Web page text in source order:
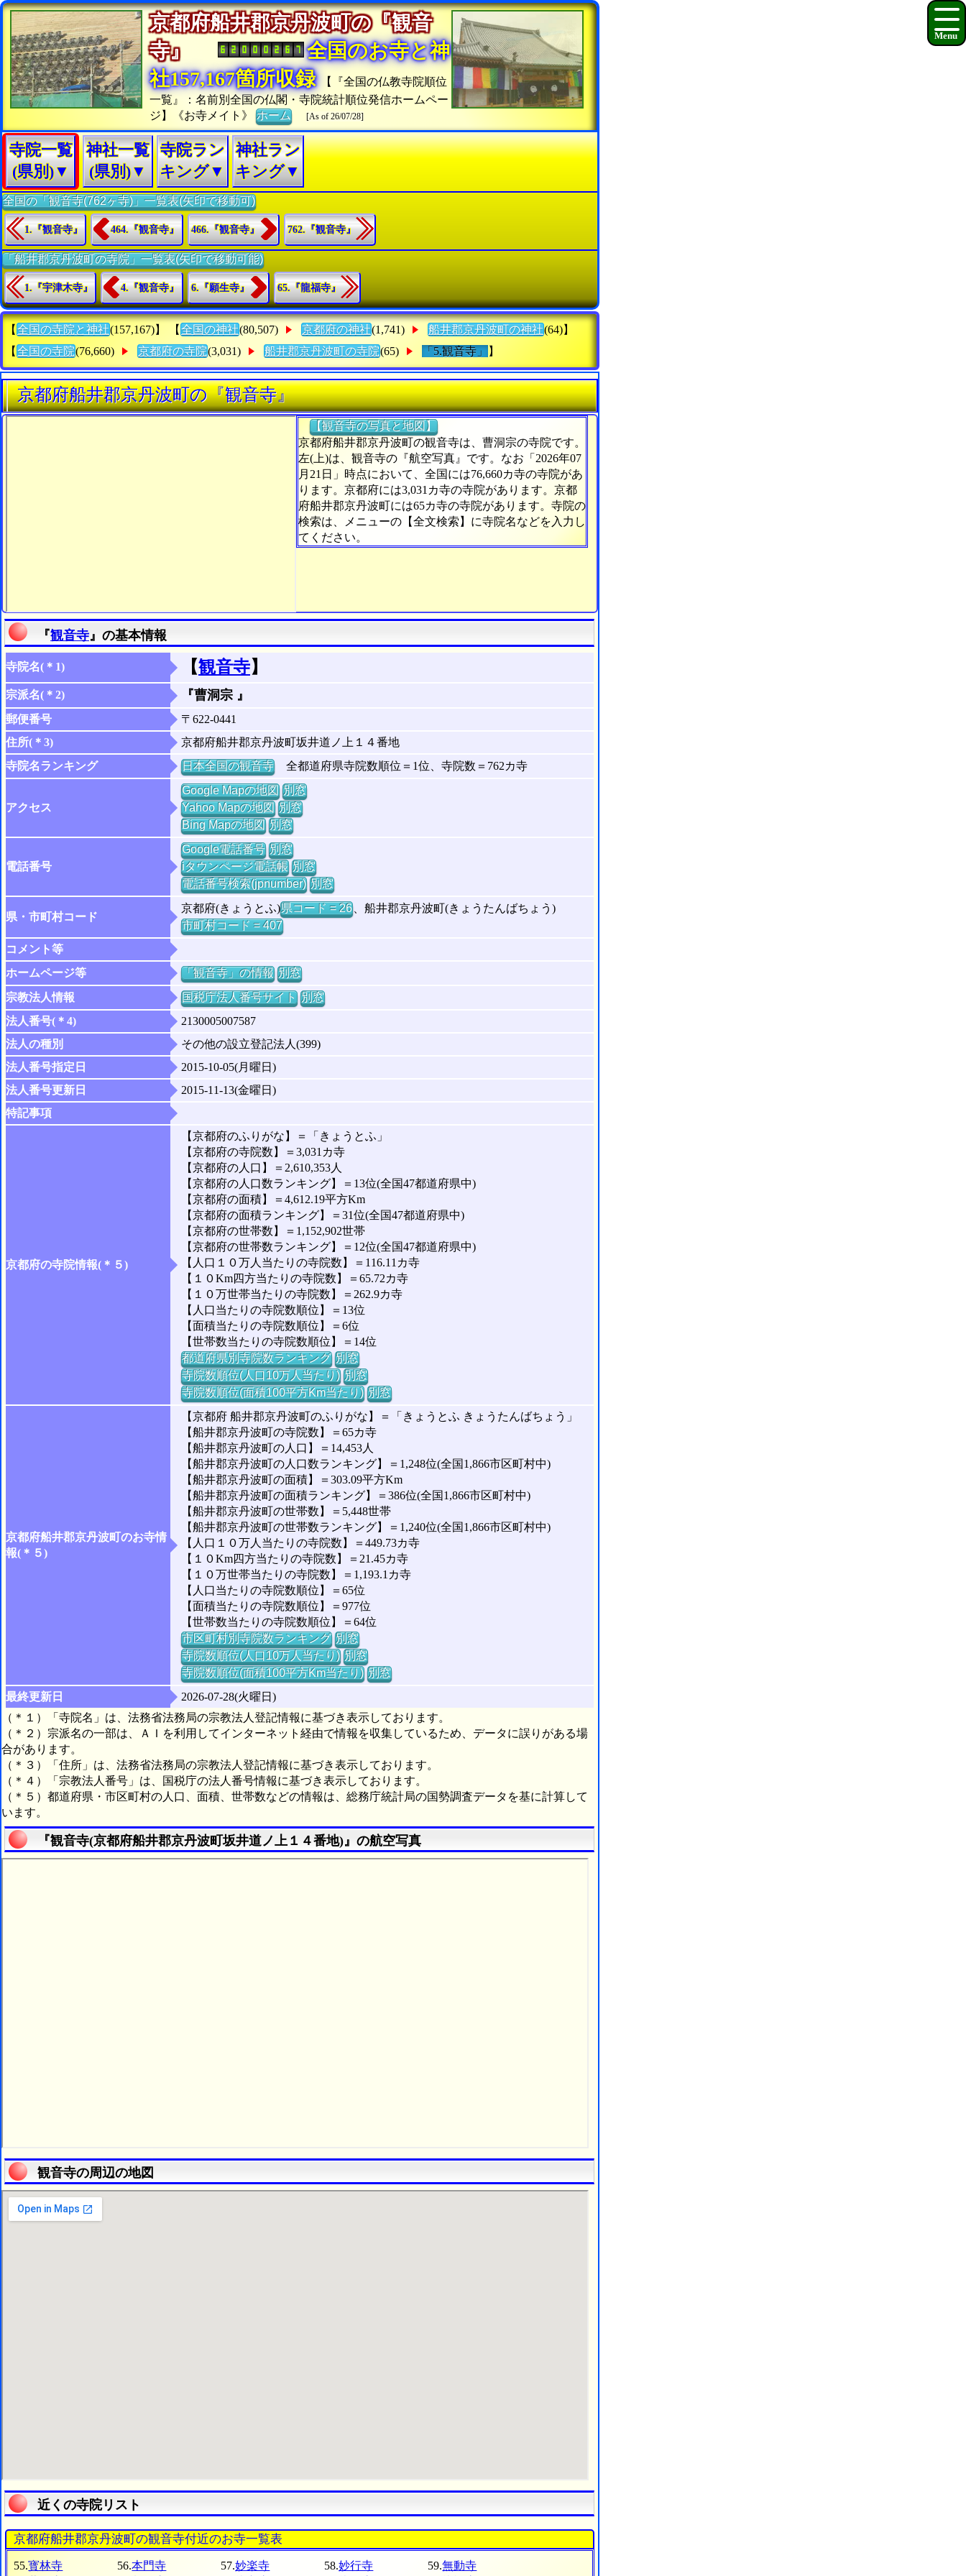
京都府船井郡京丹波町の『観音
寺』
全国のお寺と神
社157,167箇所収録
【『全国の仏教寺院順位
一覧』：名前別全国の仏閣・寺院統計順位発信ホームペー
ジ】《お寺メイト》ホーム [As of 26/07/28]
寺院一覧
(県別)▼
神社一覧
(県別)▼
寺院ラン
キング▼
神社ラン
キング▼
全国の「観音寺(762ヶ寺)」一覧表(矢印で移動可)
1.『観音寺』 464.『観音寺』 466.『観音寺』 762.『観音寺』
「船井郡京丹波町の寺院」一覧表(矢印で移動可能)
1.『宇津木寺』 4.『観音寺』 6.『願生寺』 65.『龍福寺』
【 全国の寺院と神社(157,167)】 【 全国の神社(80,507) 京都府の神社(1,741) 船井郡京丹波町の神社(64)】
【 全国の寺院(76,660) 京都府の寺院(3,031) 船井郡京丹波町の寺院(65) 「5.観音寺」 】
京都府船井郡京丹波町の『観音寺』
【観音寺の写真と地図】
京都府船井郡京丹波町の観音寺は、曹洞宗の寺院です。
左(上)は、観音寺の『航空写真』です。なお「2026年07
月21日」時点において、全国には76,660カ寺の寺院があ
ります。京都府には3,031カ寺の寺院があります。京都
府船井郡京丹波町には65カ寺の寺院があります。寺院の
検索は、メニューの【全文検索】に寺院名などを入力し
てください。
『観音寺』の基本情報
寺院名(＊1) 【観音寺】
宗派名(＊2) 『曹洞宗 』
郵便番号
〒622-0441
住所(＊3)
京都府船井郡京丹波町坂井道ノ上１４番地
寺院名ランキング
日本全国の観音寺全都道府県寺院数順位＝1位、寺院数＝762カ寺
アクセス
Google Mapの地図 別窓
Yahoo Mapの地図 別窓
Bing Mapの地図 別窓
電話番号
Google電話番号 別窓
iタウンページ電話帳 別窓
電話番号検索(jpnumber) 別窓
県・市町村コード
京都府(きょうとふ)県コード = 26、船井郡京丹波町(きょうたんばちょう)
市町村コード = 407
コメント等
ホームページ等
「観音寺」の情報 別窓
宗教法人情報
国税庁法人番号サイト 別窓
法人番号(＊4)
2130005007587
法人の種別
その他の設立登記法人(399)
法人番号指定日
2015-10-05(月曜日)
法人番号更新日
2015-11-13(金曜日)
特記事項
京都府の寺院情報(＊５)
【京都府のふりがな】＝「きょうとふ」
【京都府の寺院数】＝3,031カ寺
【京都府の人口】＝2,610,353人
【京都府の人口数ランキング】＝13位(全国47都道府県中)
【京都府の面積】＝4,612.19平方Km
【京都府の面積ランキング】＝31位(全国47都道府県中)
【京都府の世帯数】＝1,152,902世帯
【京都府の世帯数ランキング】＝12位(全国47都道府県中)
【人口１０万人当たりの寺院数】＝116.11カ寺
【１０Km四方当たりの寺院数】＝65.72カ寺
【１０万世帯当たりの寺院数】＝262.9カ寺
【人口当たりの寺院数順位】＝13位
【面積当たりの寺院数順位】＝6位
【世帯数当たりの寺院数順位】＝14位
都道府県別寺院数ランキング 別窓
寺院数順位(人口10万人当たり) 別窓
寺院数順位(面積100平方Km当たり) 別窓
京都府船井郡京丹波町のお寺情
報(＊５)
【京都府 船井郡京丹波町のふりがな】＝「きょうとふ きょうたんばちょう」
【船井郡京丹波町の寺院数】＝65カ寺
【船井郡京丹波町の人口】＝14,453人
【船井郡京丹波町の人口数ランキング】＝1,248位(全国1,866市区町村中)
【船井郡京丹波町の面積】＝303.09平方Km
【船井郡京丹波町の面積ランキング】＝386位(全国1,866市区町村中)
【船井郡京丹波町の世帯数】＝5,448世帯
【船井郡京丹波町の世帯数ランキング】＝1,240位(全国1,866市区町村中)
【人口１０万人当たりの寺院数】＝449.73カ寺
【１０Km四方当たりの寺院数】＝21.45カ寺
【１０万世帯当たりの寺院数】＝1,193.1カ寺
【人口当たりの寺院数順位】＝65位
【面積当たりの寺院数順位】＝977位
【世帯数当たりの寺院数順位】＝64位
市区町村別寺院数ランキング 別窓
寺院数順位(人口10万人当たり) 別窓
寺院数順位(面積100平方Km当たり) 別窓
最終更新日
2026-07-28(火曜日)
（＊１）「寺院名」は、法務省法務局の宗教法人登記情報に基づき表示しております。
（＊２）宗派名の一部は、ＡＩを利用してインターネット経由で情報を収集しているため、データに誤りがある場
合があります。
（＊３）「住所」は、法務省法務局の宗教法人登記情報に基づき表示しております。
（＊４）「宗教法人番号」は、国税庁の法人番号情報に基づき表示しております。
（＊５）都道府県・市区町村の人口、面積、世帯数などの情報は、総務庁統計局の国勢調査データを基に計算して
います。
『観音寺(京都府船井郡京丹波町坂井道ノ上１４番地)』の航空写真
観音寺の周辺の地図
近くの寺院リスト
京都府船井郡京丹波町の観音寺付近のお寺一覧表
55.寳林寺 56.本門寺 57.妙楽寺 58.妙行寺 59.無動寺